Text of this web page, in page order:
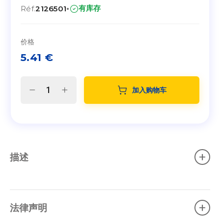
Réf.2126501· 有库存
价格
5.41 €
加入购物车
描述 +
法律声明 +